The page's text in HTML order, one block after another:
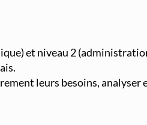
et niveau 2
leurs besoins, analyser